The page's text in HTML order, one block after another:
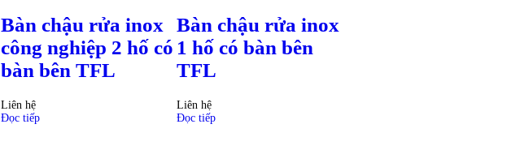
Bàn chậu rửa inox
công nghiệp 2 hố có
bàn bên TFL
Liên hệ
Đọc tiếp
Bàn chậu rửa inox
1 hố có bàn bên
TFL
Liên hệ
Đọc tiếp